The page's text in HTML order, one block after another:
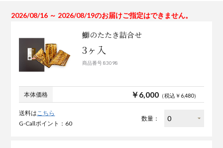
2026/08/16 ～ 2026/08/19のお届けご指定はできません。
鰤のたたき詰合せ
3ヶ入
商品番号 83098
本体価格 ￥6,000（税込￥6,480）
送料はこちら
G-Callポイント：60
数量：